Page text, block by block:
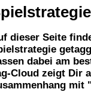
dieser Seite
dabei am
Cloud zeigt Dir
mit